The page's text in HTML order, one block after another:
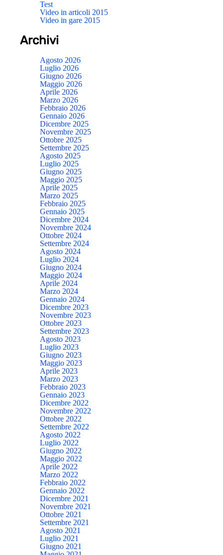
Test
Video in articoli 2015
Video in gare 2015
Archivi
Agosto 2026
Luglio 2026
Giugno 2026
Maggio 2026
Aprile 2026
Marzo 2026
Febbraio 2026
Gennaio 2026
Dicembre 2025
Novembre 2025
Ottobre 2025
Settembre 2025
Agosto 2025
Luglio 2025
Giugno 2025
Maggio 2025
Aprile 2025
Marzo 2025
Febbraio 2025
Gennaio 2025
Dicembre 2024
Novembre 2024
Ottobre 2024
Settembre 2024
Agosto 2024
Luglio 2024
Giugno 2024
Maggio 2024
Aprile 2024
Marzo 2024
Gennaio 2024
Dicembre 2023
Novembre 2023
Ottobre 2023
Settembre 2023
Agosto 2023
Luglio 2023
Giugno 2023
Maggio 2023
Aprile 2023
Marzo 2023
Febbraio 2023
Gennaio 2023
Dicembre 2022
Novembre 2022
Ottobre 2022
Settembre 2022
Agosto 2022
Luglio 2022
Giugno 2022
Maggio 2022
Aprile 2022
Marzo 2022
Febbraio 2022
Gennaio 2022
Dicembre 2021
Novembre 2021
Ottobre 2021
Settembre 2021
Agosto 2021
Luglio 2021
Giugno 2021